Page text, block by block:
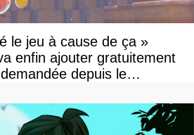
le jeu à cause de ça »
enfin ajouter gratuitement
depuis le